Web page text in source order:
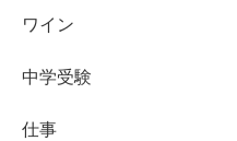
ワイン
中学受験
仕事